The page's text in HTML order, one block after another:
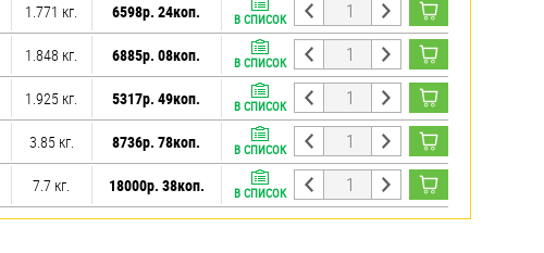
1.771 кг. 6598р. 24коп. В СПИСОК
1.848 кг. 6885р. 08коп. В СПИСОК
1.925 кг. 5317р. 49коп. В СПИСОК
3.85 кг. 8736р. 78коп. В СПИСОК
7.7 кг. 18000р. 38коп. В СПИСОК